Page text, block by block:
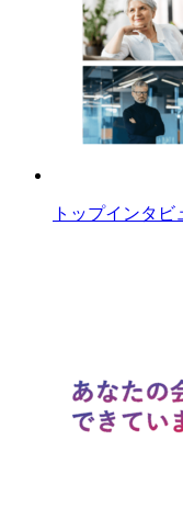
トップインタビ